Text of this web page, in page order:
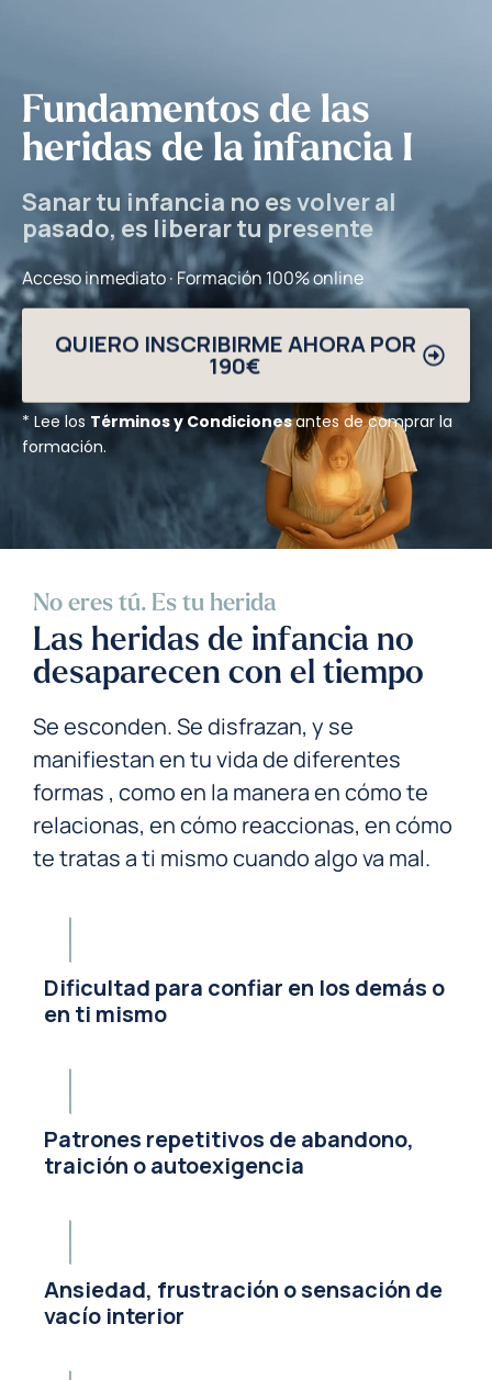
Fundamentos de las
heridas de la infancia I
Sanar tu infancia no es volver al
pasado, es liberar tu presente
Acceso inmediato · Formación 100% online
QUIERO INSCRIBIRME AHORA POR
190€
* Lee los Términos y Condicionesantes de comprar la
formación.
No eres tú. Es tu herida
Las heridas de infancia no
desaparecen con el tiempo
Se esconden. Se disfrazan, y se
manifiestan en tu vida de diferentes
formas , como en la manera en cómo te
relacionas, en cómo reaccionas, en cómo
te tratas a ti mismo cuando algo va mal.
Dificultad para confiar en los demás o
en ti mismo
Patrones repetitivos de abandono,
traición o autoexigencia
Ansiedad, frustración o sensación de
vacío interior